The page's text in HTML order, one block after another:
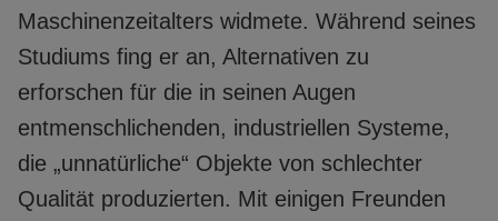
Maschinenzeitalters widmete. Während seines
Studiums fing er an, Alternativen zu
erforschen für die in seinen Augen
entmenschlichenden, industriellen Systeme,
die „unnatürliche“ Objekte von schlechter
Qualität produzierten. Mit einigen Freunden